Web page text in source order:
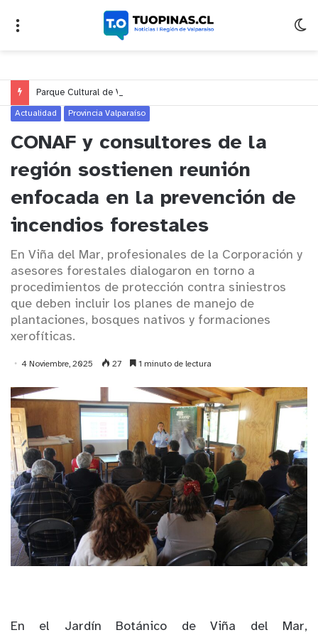
Actualidad Provincia Valparaíso
CONAF y consultores de la
región sostienen reunión
enfocada en la prevención de
incendios forestales
En Viña del Mar, profesionales de la Corporación y
asesores forestales dialogaron en torno a
procedimientos de protección contra siniestros
que deben incluir los planes de manejo de
plantaciones, bosques nativos y formaciones
xerofíticas.
4 Noviembre, 2025 27 1 minuto de lectura
En el Jardín Botánico de Viña del Mar,